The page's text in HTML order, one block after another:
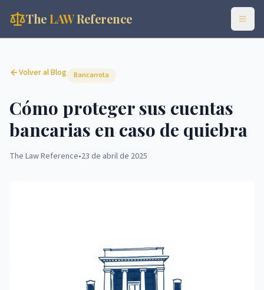
TheLAWReference
Volver al Blog Bancarrota
Cómo proteger sus cuentas
bancarias en caso de quiebra
The Law Reference•23 de abril de 2025